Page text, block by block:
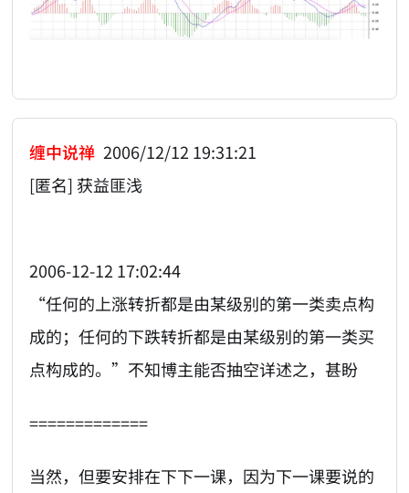
缠中说禅 2006/12/12 19:31:21
[匿名] 获益匪浅
2006-12-12 17:02:44
“任何的上涨转折都是由某级别的第一类卖点构
成的；任何的下跌转折都是由某级别的第一类买
点构成的。”不知博主能否抽空详述之，甚盼
=============
当然，但要安排在下下一课，因为下一课要说的